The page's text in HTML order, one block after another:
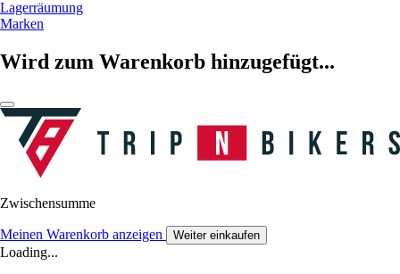
Lagerräumung
Marken
Wird zum Warenkorb hinzugefügt...
Zwischensumme
Meinen Warenkorb anzeigen Weiter einkaufen
Loading...